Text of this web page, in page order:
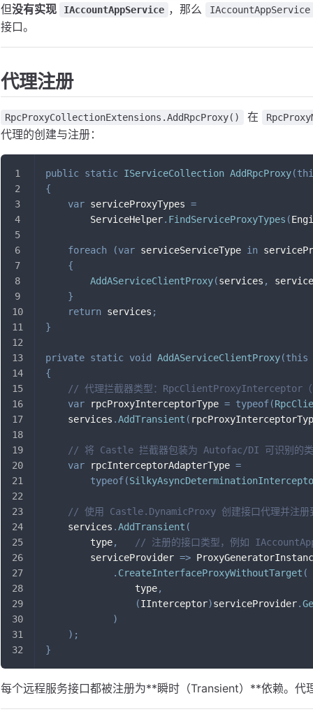
但没有实现 IAccountAppService ，那么 IAccountAppService
接口。
代理注册
RpcProxyCollectionExtensions.AddRpcProxy() 在
代理的创建与注册：
public static IServiceCollection AddRpcProxy(
{
var serviceProxyTypes =
        ServiceHelper
. FindServiceProxyTypes (
foreach (var serviceServiceType in
{
AddAServiceClientProxy(services ,
}
return services ;
}
private static void AddAServiceClientProxy(this
{
// 代理拦截器类型：RpcClientProxyInterceptor（
var rpcProxyInterceptorType = typeof(
    services
.AddTransient (
// 将 Castle 拦截器包装为 Autofac/DI 可识别的
var rpcInterceptorAdapterType =
typeof(
// 使用 Castle.DynamicProxy 创建接口代理并注册
    services
.AddTransient (
        type
,
// 注册的接口类型，例如
        serviceProvider
=>
. CreateInterfaceProxyWithoutTarget (
                type
,
(IInterceptor)serviceProvider.
)
) ;
}
每个远程服务接口都被注册为**瞬时（Transient）**依赖。代